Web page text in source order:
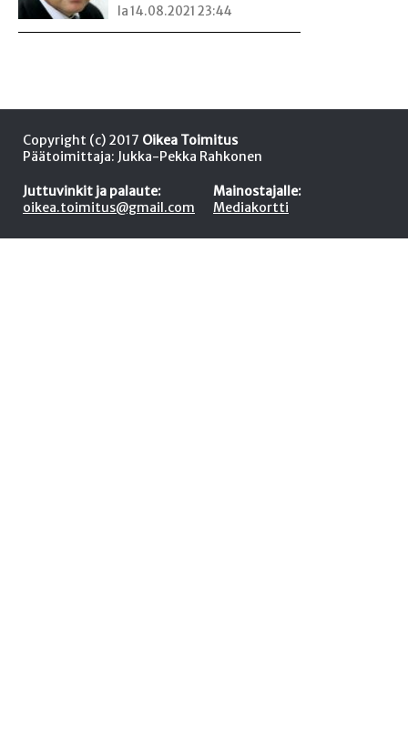
la 14.08.2021 23:44
Copyright (c) 2017 Oikea Toimitus
Päätoimittaja: Jukka-Pekka Rahkonen
Juttuvinkit ja palaute:
oikea.toimitus@gmail.com
Mainostajalle:
Mediakortti